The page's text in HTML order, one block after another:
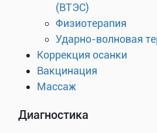
(ВТЭС)
Физиотерапия
Ударно-волновая
Коррекция осанки
Вакцинация
Массаж
Диагностика